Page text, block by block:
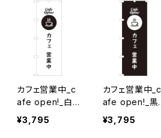
カフェ営業中_c
afe open!_白×
黒文字 のぼり旗
¥3,795
カフェ営業中_c
afe open!_黒
のぼり旗
¥3,795